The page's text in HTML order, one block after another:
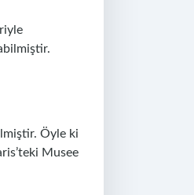
Öyle ki
Musee